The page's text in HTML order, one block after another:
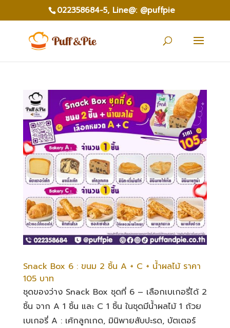
022358684-5, Line@: @puffpie
Snack Box 6 : ขนม 2 ชิ้น A + C + น้ำผลไม้ ราคา
105 บาท
ชุดของว่าง Snack Box ชุดที่ 6 – เลือกเบเกอรี่ได้ 2
ชิ้น จาก A 1 ชิ้น และ C 1 ชิ้น ในชุดมีน้ำผลไม้ 1 ถ้วย
เบเกอรี่ A : เค้กลูกเกด, มินิพายสับปะรด, บัตเตอร์